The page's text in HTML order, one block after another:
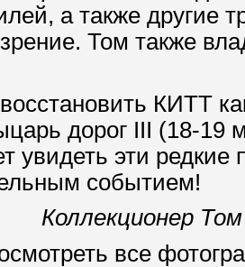
а также другие
Том также
КИТТ
дорог III (18-19
увидеть эти
событием!
Коллекционер
все